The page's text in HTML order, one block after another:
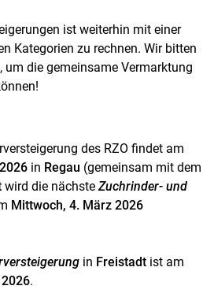
ist weiterhin mit einer
Kategorien zu rechnen. Wir bitten
um die gemeinsame Vermarktung
des RZO findet am
in Regau (gemeinsam mit dem
wird die nächste Zuchrinder- und
Mittwoch, 4. März 2026
in Freistadt ist am
.